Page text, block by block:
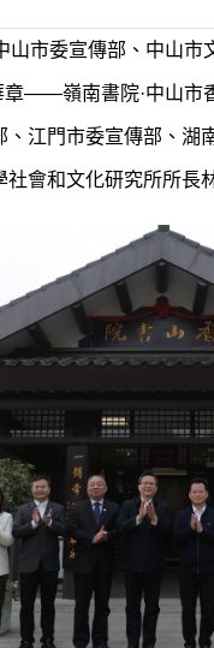
山市委宣傳部、中山
章——嶺南書院·中山市
江門市委宣傳部、
會和文化研究所所長